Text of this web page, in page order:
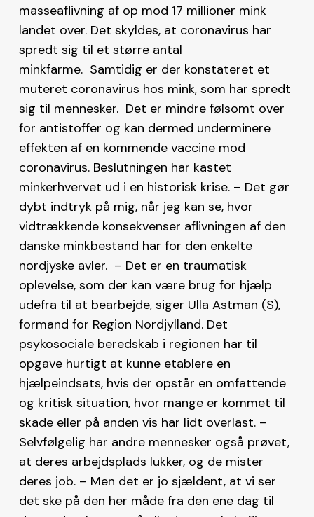
masseaflivning af op mod 17 millioner mink
landet over. Det skyldes, at coronavirus har
spredt sig til et større antal
minkfarme. Samtidig er der konstateret et
muteret coronavirus hos mink, som har spredt
sig til mennesker. Det er mindre følsomt over
for antistoffer og kan dermed underminere
effekten af en kommende vaccine mod
coronavirus. Beslutningen har kastet
minkerhvervet ud i en historisk krise. – Det gør
dybt indtryk på mig, når jeg kan se, hvor
vidtrækkende konsekvenser aflivningen af den
danske minkbestand har for den enkelte
nordjyske avler. – Det er en traumatisk
oplevelse, som der kan være brug for hjælp
udefra til at bearbejde, siger Ulla Astman (S),
formand for Region Nordjylland. Det
psykosociale beredskab i regionen har til
opgave hurtigt at kunne etablere en
hjælpeindsats, hvis der opstår en omfattende
og kritisk situation, hvor mange er kommet til
skade eller på anden vis har lidt overlast. –
Selvfølgelig har andre mennesker også prøvet,
at deres arbejdsplads lukker, og de mister
deres job. – Men det er jo sjældent, at vi ser
det ske på den her måde fra den ene dag til